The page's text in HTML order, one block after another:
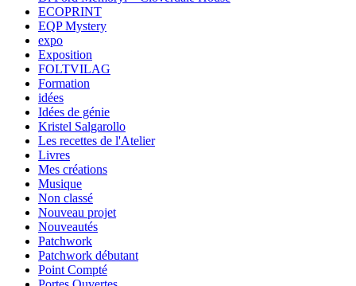
ECOPRINT
EQP Mystery
expo
Exposition
FOLTVILAG
Formation
idées
Idées de génie
Kristel Salgarollo
Les recettes de l'Atelier
Livres
Mes créations
Musique
Non classé
Nouveau projet
Nouveautés
Patchwork
Patchwork débutant
Point Compté